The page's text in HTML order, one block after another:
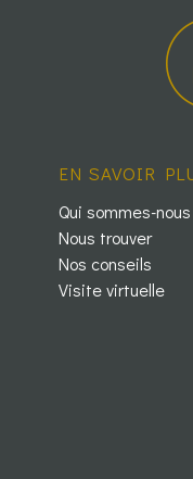
EN SAVOIR
Qui sommes-nous
Nous trouver
Nos conseils
Visite virtuelle